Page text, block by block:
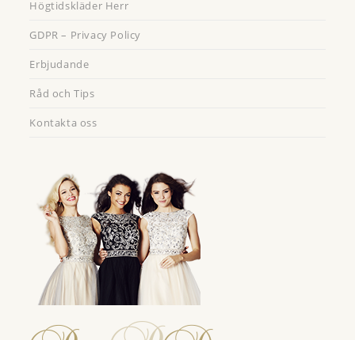
Högtidskläder Herr
GDPR – Privacy Policy
Erbjudande
Råd och Tips
Kontakta oss